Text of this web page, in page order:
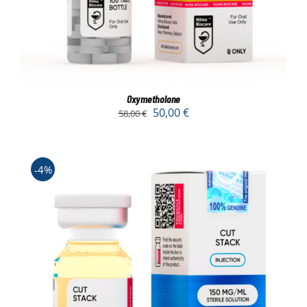
Oxymetholone
58,00€ 50,00€
-4%